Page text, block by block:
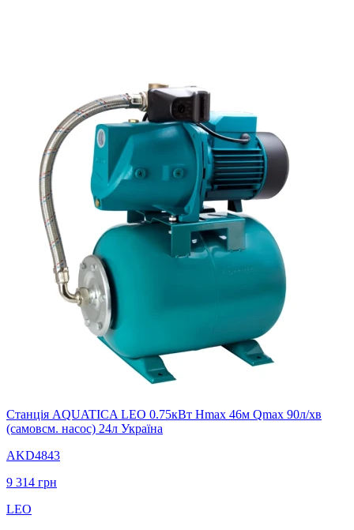
Станція AQUATICA LEO 0.75кВт Hmax 46м Qmax 90л/хв
(самовсм. насос) 24л Україна
AKD4843
9 314 грн
LEO